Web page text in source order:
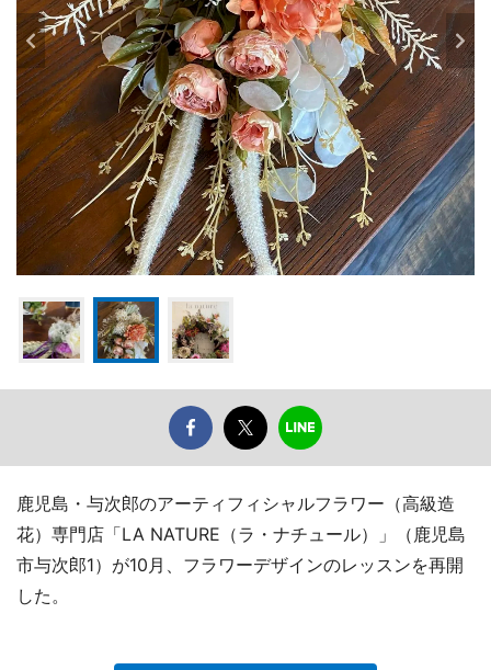
鹿児島・与次郎のアーティフィシャルフラワー（高級造
花）専門店「LA NATURE（ラ・ナチュール）」（鹿児島
市与次郎1）が10月、フラワーデザインのレッスンを再開
した。